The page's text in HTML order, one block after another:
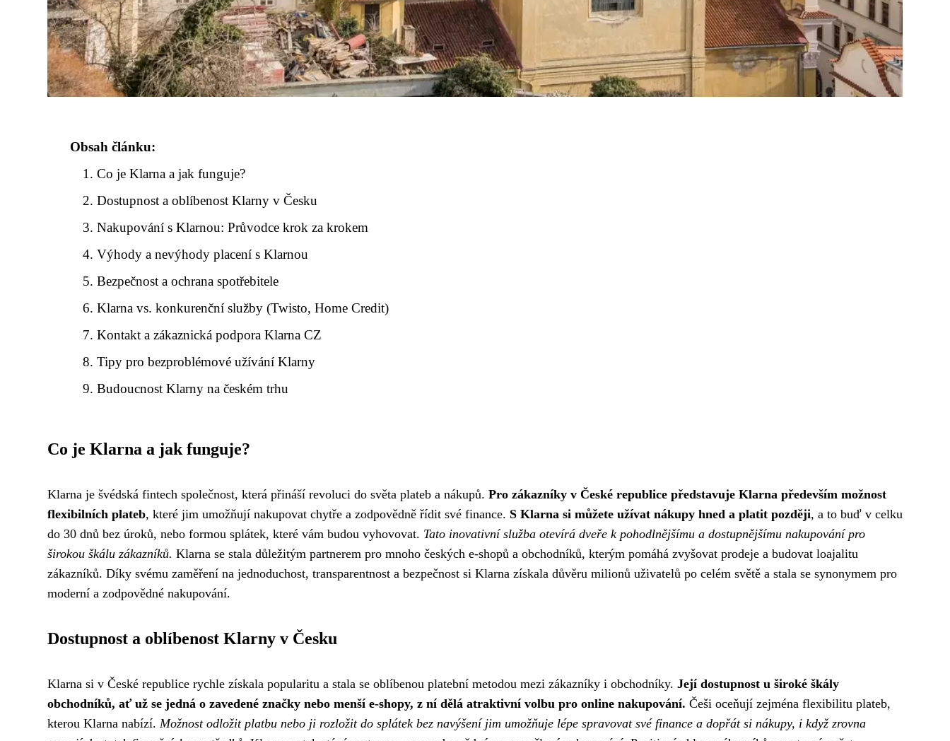
Obsah článku:
Co je Klarna a jak funguje?
Dostupnost a oblíbenost Klarny v Česku
Nakupování s Klarnou: Průvodce krok za krokem
Výhody a nevýhody placení s Klarnou
Bezpečnost a ochrana spotřebitele
Klarna vs. konkurenční služby (Twisto, Home Credit)
Kontakt a zákaznická podpora Klarna CZ
Tipy pro bezproblémové užívání Klarny
Budoucnost Klarny na českém trhu
Co je Klarna a jak funguje?
Klarna je švédská fintech společnost, která přináší revoluci do světa plateb a nákupů. Pro zákazníky v České republice představuje Klarna především možnost
flexibilních plateb, které jim umožňují nakupovat chytře a zodpovědně řídit své finance. S Klarna si můžete užívat nákupy hned a platit později, a to buď v celku
do 30 dnů bez úroků, nebo formou splátek, které vám budou vyhovovat. Tato inovativní služba otevírá dveře k pohodlnějšímu a dostupnějšímu nakupování pro
širokou škálu zákazníků. Klarna se stala důležitým partnerem pro mnoho českých e-shopů a obchodníků, kterým pomáhá zvyšovat prodeje a budovat loajalitu
zákazníků. Díky svému zaměření na jednoduchost, transparentnost a bezpečnost si Klarna získala důvěru milionů uživatelů po celém světě a stala se synonymem pro
moderní a zodpovědné nakupování.
Dostupnost a oblíbenost Klarny v Česku
Klarna si v České republice rychle získala popularitu a stala se oblíbenou platební metodou mezi zákazníky i obchodníky. Její dostupnost u široké škály
obchodníků, ať už se jedná o zavedené značky nebo menší e-shopy, z ní dělá atraktivní volbu pro online nakupování. Češi oceňují zejména flexibilitu plateb,
kterou Klarna nabízí. Možnost odložit platbu nebo ji rozložit do splátek bez navýšení jim umožňuje lépe spravovat své finance a dopřát si nákupy, i když zrovna